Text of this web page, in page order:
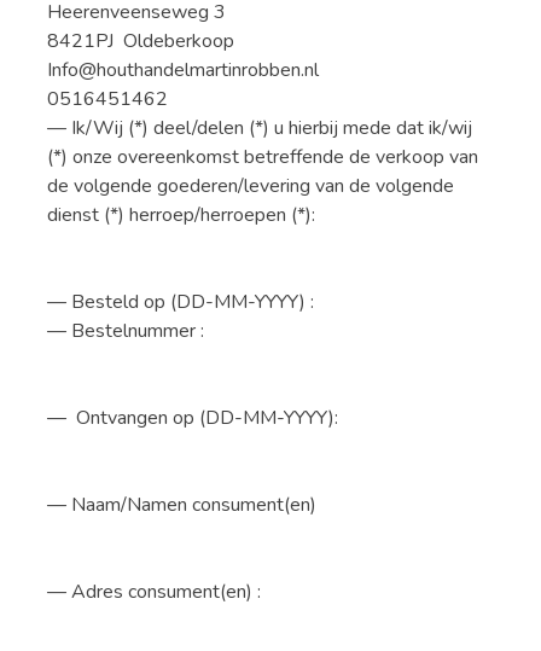
Heerenveenseweg 3
8421PJ Oldeberkoop
Info@houthandelmartinrobben.nl
0516451462
— Ik/Wij (*) deel/delen (*) u hierbij mede dat ik/wij
(*) onze overeenkomst betreffende de verkoop van
de volgende goederen/levering van de volgende
dienst (*) herroep/herroepen (*):
— Besteld op (DD-MM-YYYY) :
— Bestelnummer :
— Ontvangen op (DD-MM-YYYY):
— Naam/Namen consument(en)
— Adres consument(en) :